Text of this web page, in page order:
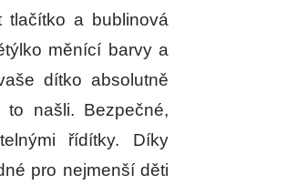
tlačítko a bublinová
měnící barvy a
dítko absolutně
našli. Bezpečné,
řídítky. Díky
pro nejmenší děti